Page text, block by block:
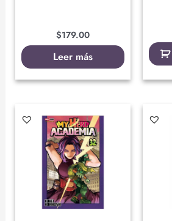
$179.00
Leer más